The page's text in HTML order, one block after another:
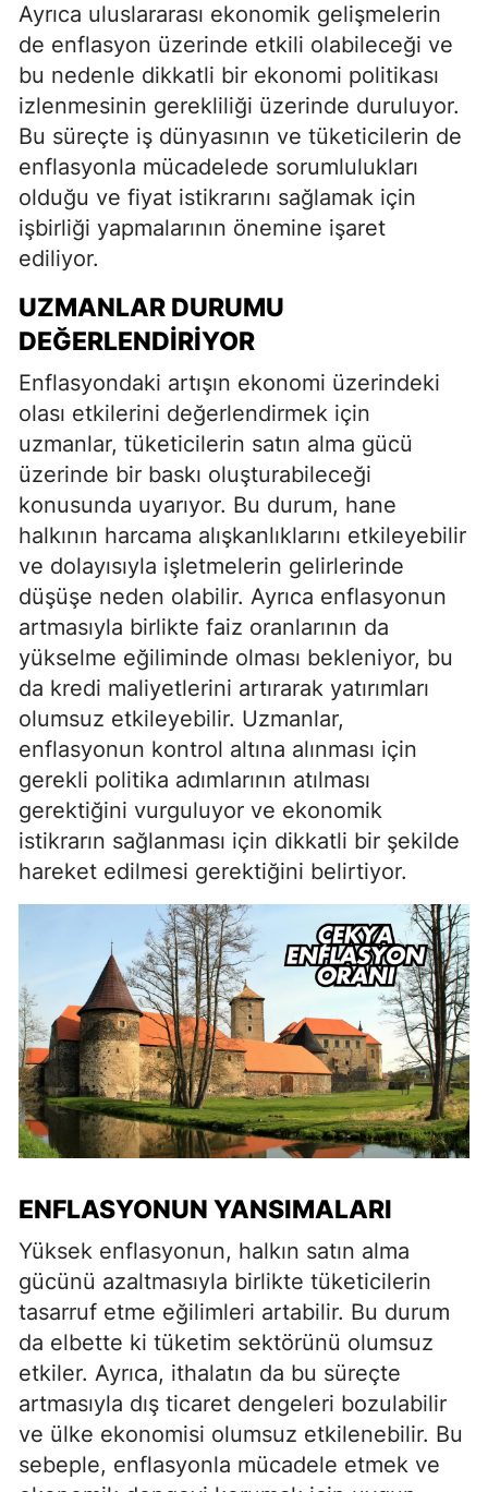
Ayrıca uluslararası ekonomik gelişmelerin
de enflasyon üzerinde etkili olabileceği ve
bu nedenle dikkatli bir ekonomi politikası
izlenmesinin gerekliliği üzerinde duruluyor.
Bu süreçte iş dünyasının ve tüketicilerin de
enflasyonla mücadelede sorumlulukları
olduğu ve fiyat istikrarını sağlamak için
işbirliği yapmalarının önemine işaret
ediliyor.
UZMANLAR DURUMU
DEĞERLENDIRIYOR
Enflasyondaki artışın ekonomi üzerindeki
olası etkilerini değerlendirmek için
uzmanlar, tüketicilerin satın alma gücü
üzerinde bir baskı oluşturabileceği
konusunda uyarıyor. Bu durum, hane
halkının harcama alışkanlıklarını etkileyebilir
ve dolayısıyla işletmelerin gelirlerinde
düşüşe neden olabilir. Ayrıca enflasyonun
artmasıyla birlikte faiz oranlarının da
yükselme eğiliminde olması bekleniyor, bu
da kredi maliyetlerini artırarak yatırımları
olumsuz etkileyebilir. Uzmanlar,
enflasyonun kontrol altına alınması için
gerekli politika adımlarının atılması
gerektiğini vurguluyor ve ekonomik
istikrarın sağlanması için dikkatli bir şekilde
hareket edilmesi gerektiğini belirtiyor.
ENFLASYONUN YANSIMALARI
Yüksek enflasyonun, halkın satın alma
gücünü azaltmasıyla birlikte tüketicilerin
tasarruf etme eğilimleri artabilir. Bu durum
da elbette ki tüketim sektörünü olumsuz
etkiler. Ayrıca, ithalatın da bu süreçte
artmasıyla dış ticaret dengeleri bozulabilir
ve ülke ekonomisi olumsuz etkilenebilir. Bu
sebeple, enflasyonla mücadele etmek ve